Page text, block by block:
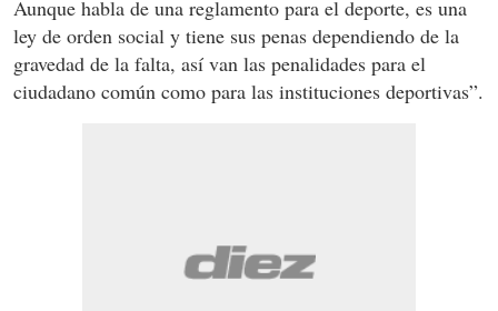
Aunque habla de una reglamento para el deporte, es una
ley de orden social y tiene sus penas dependiendo de la
gravedad de la falta, así van las penalidades para el
ciudadano común como para las instituciones deportivas”.